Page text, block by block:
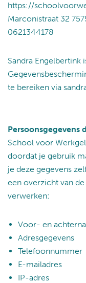
https://
Marconistraat 32
0621344178
Sandra Engelbertink
te bereiken via
Persoonsgegevens
School voor
doordat je gebruik
je deze gegevens
een overzicht van
verwerken:
Voor- en
Adresgegevens
Telefoonnummer
E-mailadres
IP-adres